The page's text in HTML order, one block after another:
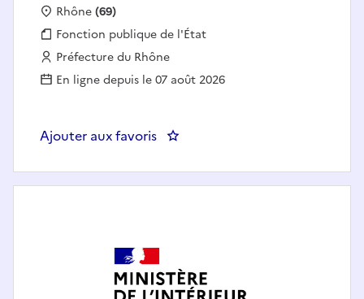
Localisation :
Rhône(69)
Fonction publique :
Fonction publique de l'État
Employeur :
Préfecture du Rhône
En ligne depuis le 07 août 2026
Ajouter aux favoris